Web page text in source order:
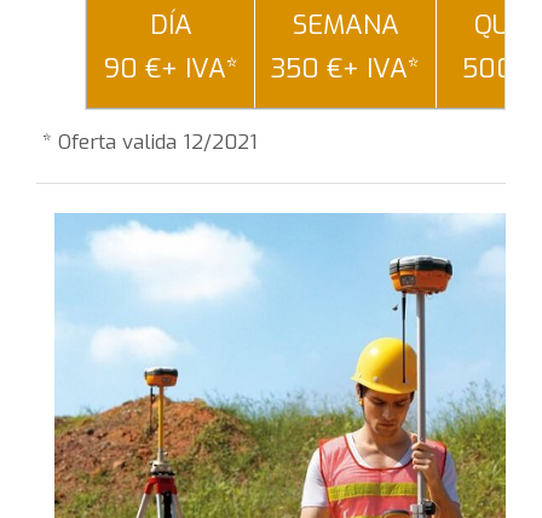
DÍA
90 €+ IVA*
SEMANA
350 €+ IVA*
500
* Oferta valida 12/2021